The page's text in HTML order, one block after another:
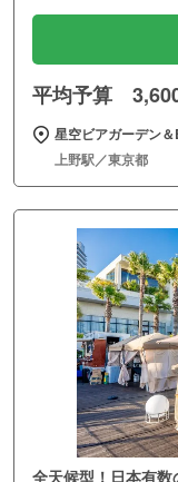
平均予算
星空ビアガーデン
上野駅／東京都
全天候型！日本有